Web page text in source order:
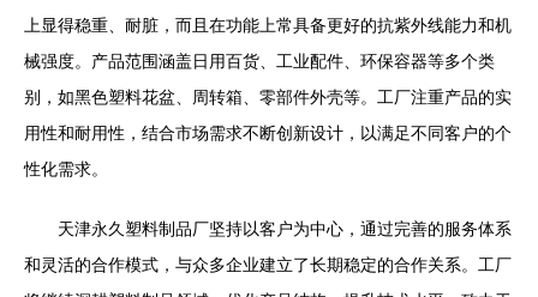
上显得稳重、耐脏，而且在功能上常具备更好的抗紫外线能力和机
械强度。产品范围涵盖日用百货、工业配件、环保容器等多个类
别，如黑色塑料花盆、周转箱、零部件外壳等。工厂注重产品的实
用性和耐用性，结合市场需求不断创新设计，以满足不同客户的个
性化需求。
天津永久塑料制品厂坚持以客户为中心，通过完善的服务体系
和灵活的合作模式，与众多企业建立了长期稳定的合作关系。工厂